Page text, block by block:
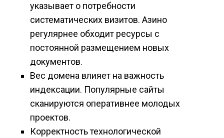
указывает о потребности
систематических визитов. Азино
регулярнее обходит ресурсы с
постоянной размещением новых
документов.
Вес домена влияет на важность
индексации. Популярные сайты
сканируются оперативнее молодых
проектов.
Корректность технологической